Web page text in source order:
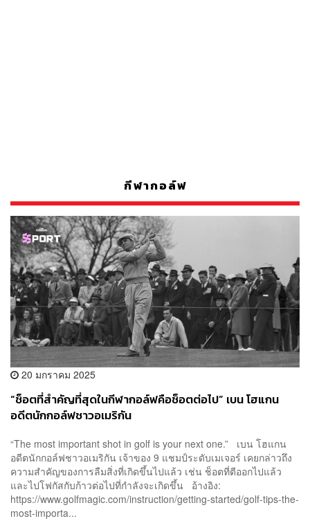
กีฬากอล์ฟ
20 มกราคม 2025
“ช็อตที่สำคัญที่สุดในกีฬากอล์ฟคือช็อตต่อไป” เบน โฮแกน
อดีตนักกอล์ฟชาวอเมริกัน
“The most important shot in golf is your next one.” เบน โฮแกน
อดีตนักกอล์ฟชาวอเมริกัน เจ้าของ 9 แชมป์ระดับเมเจอร์ เคยกล่าวถึง
ความสำคัญของการลืมสิ่งที่เกิดขึ้นไปแล้ว เช่น ช็อตที่ตีออกไปแล้ว
และไปโฟกัสกับก้าวต่อไปที่กำลังจะเกิดขึ้น อ้างอิง:
https://www.golfmagic.com/instruction/getting-started/golf-tips-the-
most-importa...